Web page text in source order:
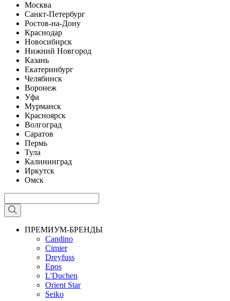
Москва
Санкт-Петербург
Ростов-на-Дону
Краснодар
Новосибирск
Нижний Новгород
Казань
Екатеринбург
Челябинск
Воронеж
Уфа
Мурманск
Красноярск
Волгоград
Саратов
Пермь
Тула
Калининград
Иркутск
Омск
ПРЕМИУМ-БРЕНДЫ
Candino
Cimier
Dreyfuss
Epos
L'Duchen
Orient Star
Seiko